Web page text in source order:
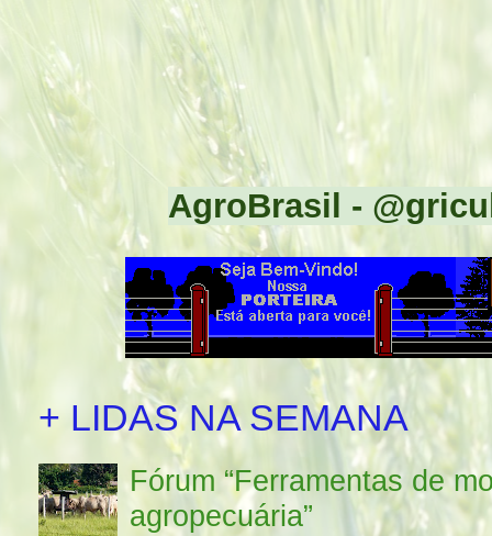
AgroBrasil -
+ LIDAS NA SEMANA
Fórum “Ferramentas de
agropecuária”